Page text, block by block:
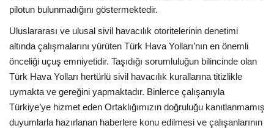
pilotun bulunmadığını göstermektedir.
Uluslararası ve ulusal sivil havacılık otoritelerinin denetimi
altında çalışmalarını yürüten Türk Hava Yolları’nın en önemli
önceliği uçuş emniyetidir. Taşıdığı sorumluluğun bilincinde olan
Türk Hava Yolları hertürlü sivil havacılık kurallarına titizlikle
uymakta ve gereğini yapmaktadır. Binlerce çalışanıyla
Türkiye’ye hizmet eden Ortaklığımızın doğruluğu kanıtlanmamış
duyumlarla hazırlanan haberlere konu edilmesi ve çalışanlarının